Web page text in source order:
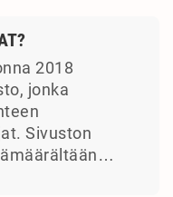
2018
jonka
Sivuston